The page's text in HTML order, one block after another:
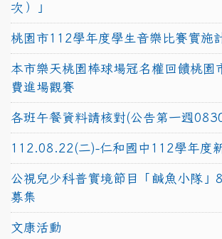
次）」
桃園市112學年度學生音樂比賽實施
本市樂天桃園棒球場冠名權回饋桃園
費進場觀賽
各班午餐資料請核對(公告第一週
112.08.22(二)-仁和國中112學年度
公視兒少科普實境節目「鹹魚小隊」
募集
文康活動